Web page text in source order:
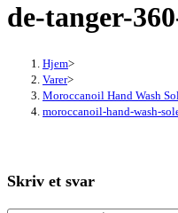
de-tanger-
Hjem>
Varer>
Moroccanoil Hand Wash
moroccanoil-hand-wash-
Skriv et svar